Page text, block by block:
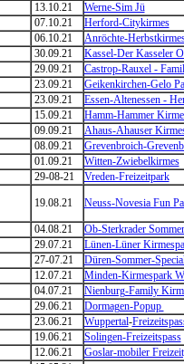
13.10.21 Werne-Sim Jü
07.10.21 Herford-Citykirmes
06.10.21 Anröchte-
30.09.21 Kassel-Der Kasseler
29.09.21 Castrop-Rauxel -
23.09.21 Geikenkirchen-Gelo
23.09.21 Essen-Altenessen -
15.09.21 Hamm-Hammer
09.09.21 Ahaus-Ahauser
08.09.21 Grevenbroich-
01.09.21 Witten-Zwiebelkirmes
29-08-21 Vreden-Freizeitpark
19.08.21 Neuss-Novesia Fun
04.08.21 Ob-Sterkrader
29.07.21 Lünen-Lüner
27-07.21 Düren-Sommer-
12.07.21 Minden-Kirmespark
04.07.21 Nienburg-Family
29.06.21 Dormagen-Popup
23.06.21 Wuppertal-
19.06.21 Solingen-Freizeitspass
12.06.21 Goslar-mobiler